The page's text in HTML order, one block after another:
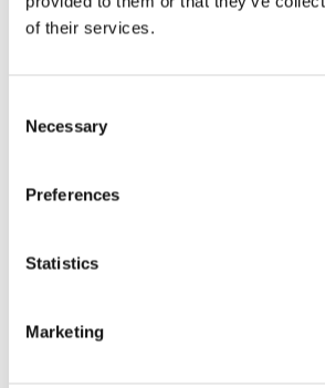
of their services.
Selection
Necessary
Preferences
Statistics
Marketing
Podnieś swoje umiejętności pod
piekarskie w centrum